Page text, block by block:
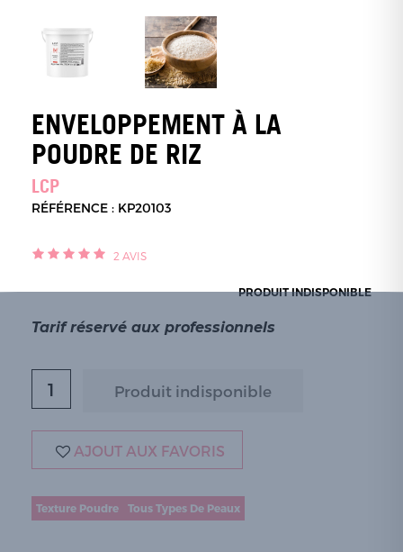
ENVELOPPEMENT À LA
POUDRE DE RIZ
LCP
RÉFÉRENCE : KP20103
2 AVIS
PRODUIT INDISPONIBLE
Tarif réservé aux professionnels
AJOUT AUX FAVORIS
Texture Poudre Tous Types De Peaux